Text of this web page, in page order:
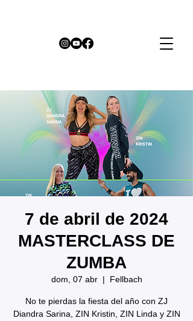
7 de abril de 2024
MASTERCLASS DE
ZUMBA
dom, 07 abr
  |
Fellbach
No te pierdas la fiesta del año con ZJ
Diandra Sarina, ZIN Kristin, ZIN Linda y ZIN